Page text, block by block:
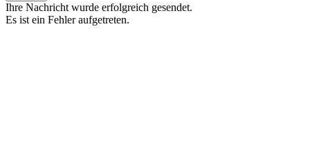
Ihre Nachricht wurde erfolgreich gesendet.
Es ist ein Fehler aufgetreten.